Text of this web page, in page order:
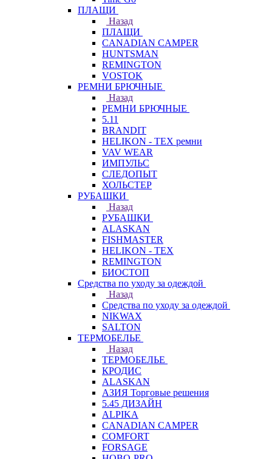
ПЛАЩИ
Назад
ПЛАЩИ
CANADIAN CAMPER
HUNTSMAN
REMINGTON
VOSTOK
РЕМНИ БРЮЧНЫЕ
Назад
РЕМНИ БРЮЧНЫЕ
5.11
BRANDIT
HELIKON - TEX ремни
VAV WEAR
ИМПУЛЬС
СЛЕДОПЫТ
ХОЛЬСТЕР
РУБАШКИ
Назад
РУБАШКИ
ALASKAN
FISHMASTER
HELIKON - TEX
REMINGTON
БИОСТОП
Средства по уходу за одеждой
Назад
Средства по уходу за одеждой
NIKWAX
SALTON
ТЕРМОБЕЛЬЕ
Назад
ТЕРМОБЕЛЬЕ
КРОДИС
ALASKAN
АЗИЯ Торговые решения
5.45 ДИЗАЙН
ALPIKA
CANADIAN CAMPER
COMFORT
FORSAGE